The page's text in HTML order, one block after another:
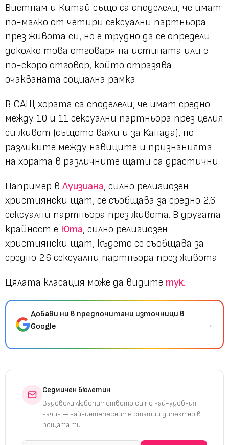
Виетнам и Китай също са споделели, че имат
по-малко от четири сексуални партньора
през живота си, но е трудно да се определи
доколко това отговаря на истината или е
по-скоро отговор, който отразява
очакваната социална рамка.
В САЩ хората са споделели, че имат средно
между 10 и 11 сексуални партньора през целия
си живот (същото важи и за Канада), но
разликите между навиците и признанията
на хората в различните щати са драстични.
Например в Луизиана, силно религиозен
християнски щат, се съобщава за средно 2.6
сексуални партньора през живота. В другата
крайност е Юта, силно религиозен
християнски щат, където се съобщава за
средно 2.6 сексуални партньора през живота.
Цялата класация може да видите тук.
Добави ни в предпочитани източници в
Google
→
Седмичен бюлетин
Задоволи любопитството си по най-удобния
начин — най-интересните статии директно в
пощата ти.